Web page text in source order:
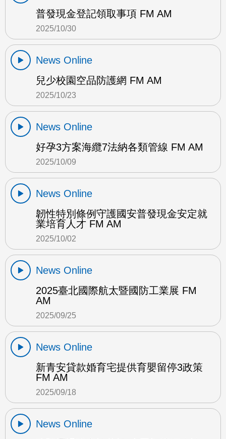
普發現金登記領取事項 FM AM
2025/10/30
News Online
兒少校園空品防護網 FM AM
2025/10/23
News Online
好孕3方案海纜7法納各類管線 FM AM
2025/10/09
News Online
韌性特別條例守護國安普發現金安定就
業培育人才 FM AM
2025/10/02
News Online
2025臺北國際航太暨國防工業展 FM
AM
2025/09/25
News Online
新青安貸款婚育宅提供育嬰留停3政策
FM AM
2025/09/18
News Online